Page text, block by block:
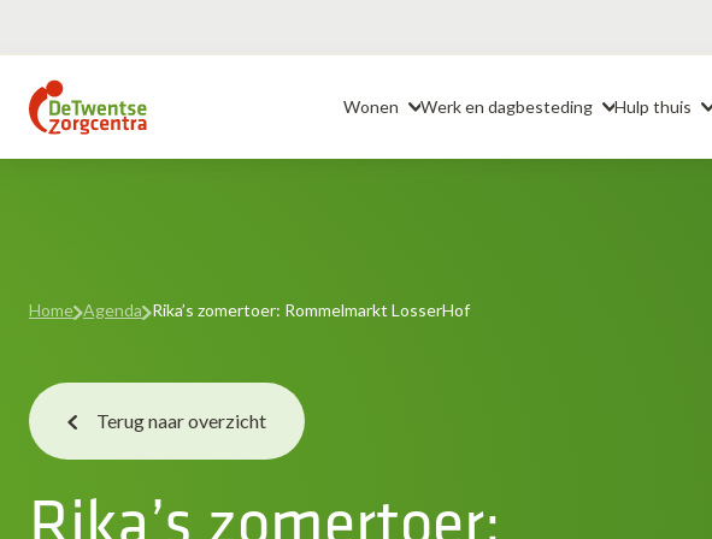
inhoud
Header
Wonen Werk en dagbesteding Hulp thuis
Home Agenda Rika’s zomertoer: Rommelmarkt LosserHof
Terug naar overzicht
Rika’s zomertoer: